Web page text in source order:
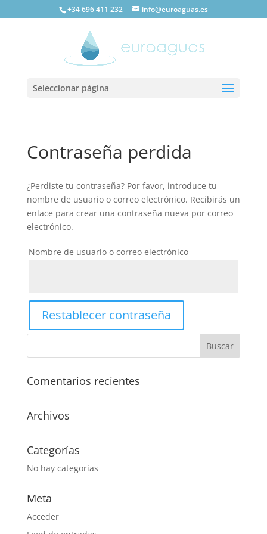
+34 696 411 232 info@euroaguas.es
Seleccionar página
Contraseña perdida
¿Perdiste tu contraseña? Por favor, introduce tu
nombre de usuario o correo electrónico. Recibirás un
enlace para crear una contraseña nueva por correo
electrónico.
Nombre de usuario o correo electrónico
Restablecer contraseña
Comentarios recientes
Archivos
Categorías
No hay categorías
Meta
Acceder